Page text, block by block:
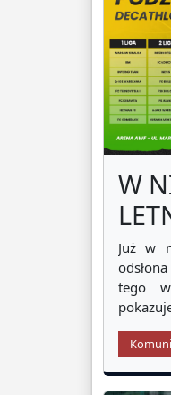
W
Już w
tego
ligowy
coraz
jakim